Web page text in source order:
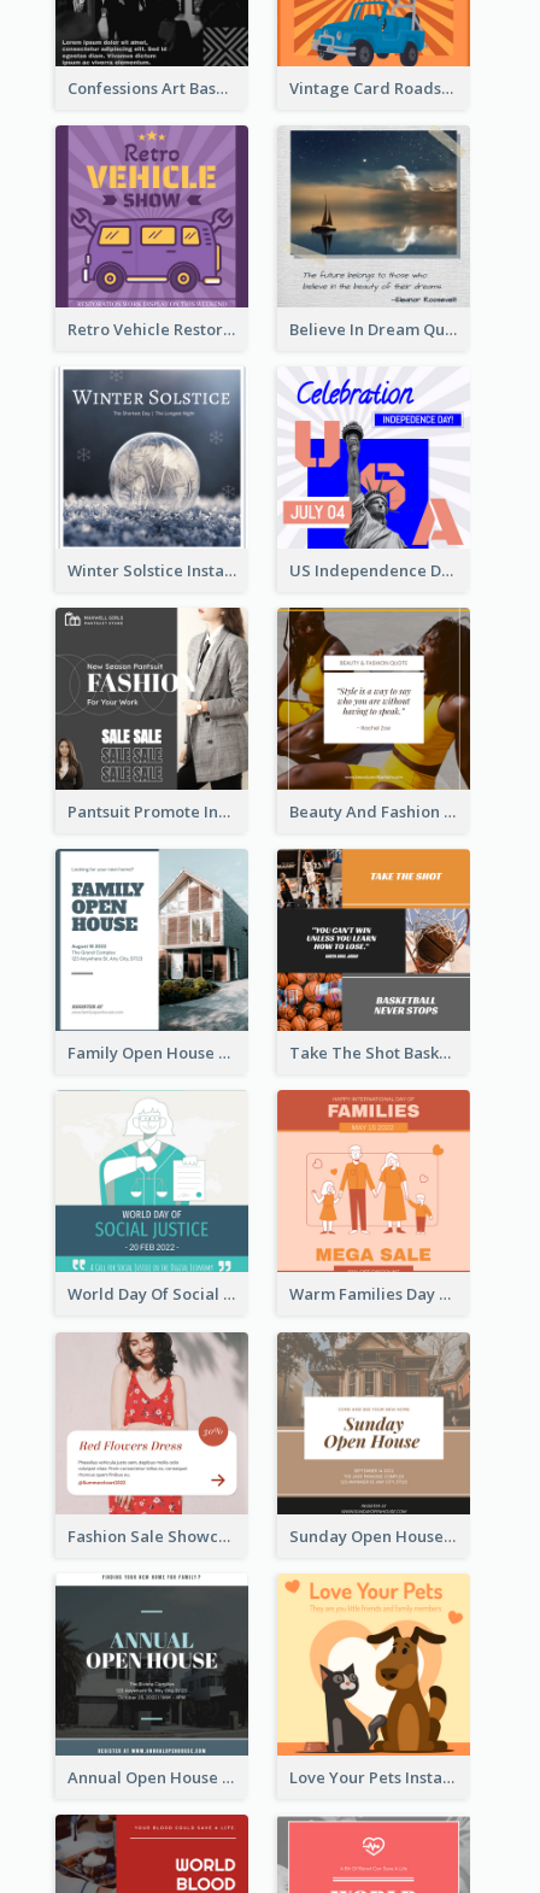
Confessions Art Basel Instagram Post Vintage Card Roadshow Instagram Post
Retro Vehicle Restoration Instagram Post Believe In Dream Quote Instagram Post
Winter Solstice Instagram Post US Independence Day Instagram Post
Pantsuit Promote Instagram Post Beauty And Fashion Inspirational Quote Instagram Post
Family Open House Registration Instagram Post Take The Shot Basketball Instagram Post
World Day Of Social Justice Instagram Post Warm Families Day Sales Instagram Post
Fashion Sale Showcase Instagram Post Sunday Open House Instagram Post
Annual Open House Instagram Post Love Your Pets Instagram Post